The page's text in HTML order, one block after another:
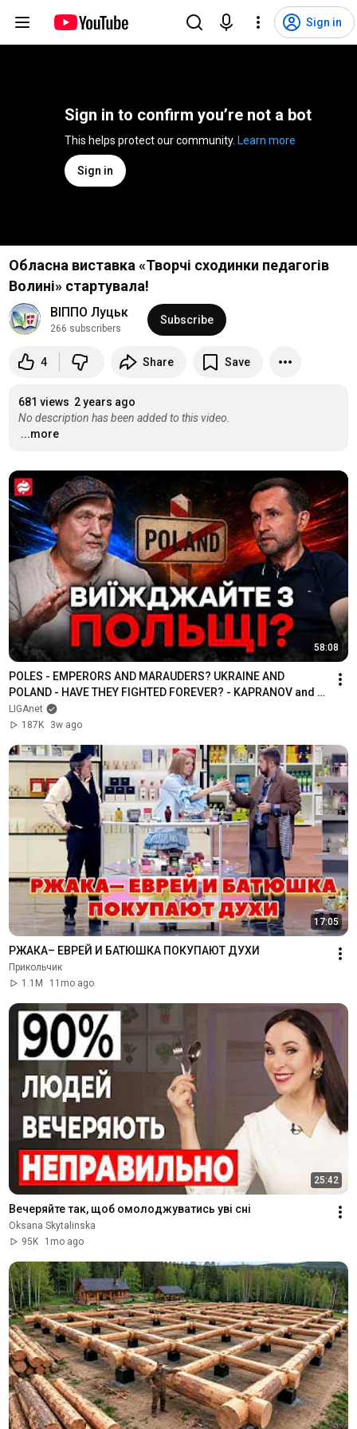
Sign in
Sign in to confirm you’re not a bot
Learn more
Sign in
Обласна виставка «Творчі сходинки педагогів
Волині» стартувала!
ВІППО Луцьк
266 subscribers
Subscribe
4 Share Save
681 views 2 years ago
No description has been added to this video.
...more
58:08
POLES - EMPERORS AND MARAUDERS? UKRAINE AND
POLAND - HAVE THEY FIGHTED FOREVER? - KAPRANOV and
VY...
LIGAnet
187K
3w ago
17:05
РЖАКА– ЕВРЕЙ И БАТЮШКА ПОКУПАЮТ ДУХИ
Прикольчик
1.1M
11mo ago
25:42
Вечеряйте так, щоб омолоджуватись уві сні
Oksana Skytalinska
95K
1mo ago